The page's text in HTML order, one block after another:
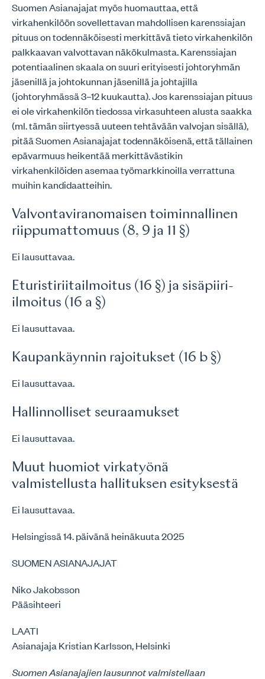
Suomen Asianajajat myös huomauttaa, että
virkahenkilöön sovellettavan mahdollisen karenssiajan
pituus on todennäköisesti merkittävä tieto virkahenkilön
palkkaavan valvottavan näkökulmasta. Karenssiajan
potentiaalinen skaala on suuri erityisesti johtoryhmän
jäsenillä ja johtokunnan jäsenillä ja johtajilla
(johtoryhmässä 3–12 kuukautta). Jos karenssiajan pituus
ei ole virkahenkilön tiedossa virkasuhteen alusta saakka
(ml. tämän siirtyessä uuteen tehtävään valvojan sisällä),
pitää Suomen Asianajajat todennäköisenä, että tällainen
epävarmuus heikentää merkittävästikin
virkahenkilöiden asemaa työmarkkinoilla verrattuna
muihin kandidaatteihin.
Valvontaviranomaisen toiminnallinen
riippumattomuus (8, 9 ja 11 §)
Ei lausuttavaa.
Eturistiriitailmoitus (16 §) ja sisäpiiri-
ilmoitus (16 a §)
Ei lausuttavaa.
Kaupankäynnin rajoitukset (16 b §)
Ei lausuttavaa.
Hallinnolliset seuraamukset
Ei lausuttavaa.
Muut huomiot virkatyönä
valmistellusta hallituksen esityksestä
Ei lausuttavaa.
Helsingissä 14. päivänä heinäkuuta 2025
SUOMEN ASIANAJAJAT
Niko Jakobsson
Pääsihteeri
LAATI
Asianajaja Kristian Karlsson, Helsinki
Suomen Asianajajien lausunnot valmistellaan